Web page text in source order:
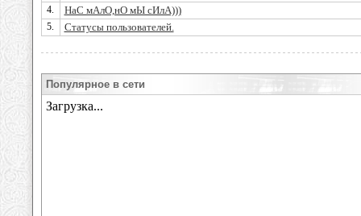
4. НаС мАлО,нО мЫ сИлА)))
5. Статусы пользователей.
Популярное в сети